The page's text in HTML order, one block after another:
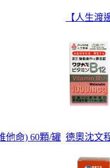
【人生渡
他命) 60顆/罐 德奧沈文